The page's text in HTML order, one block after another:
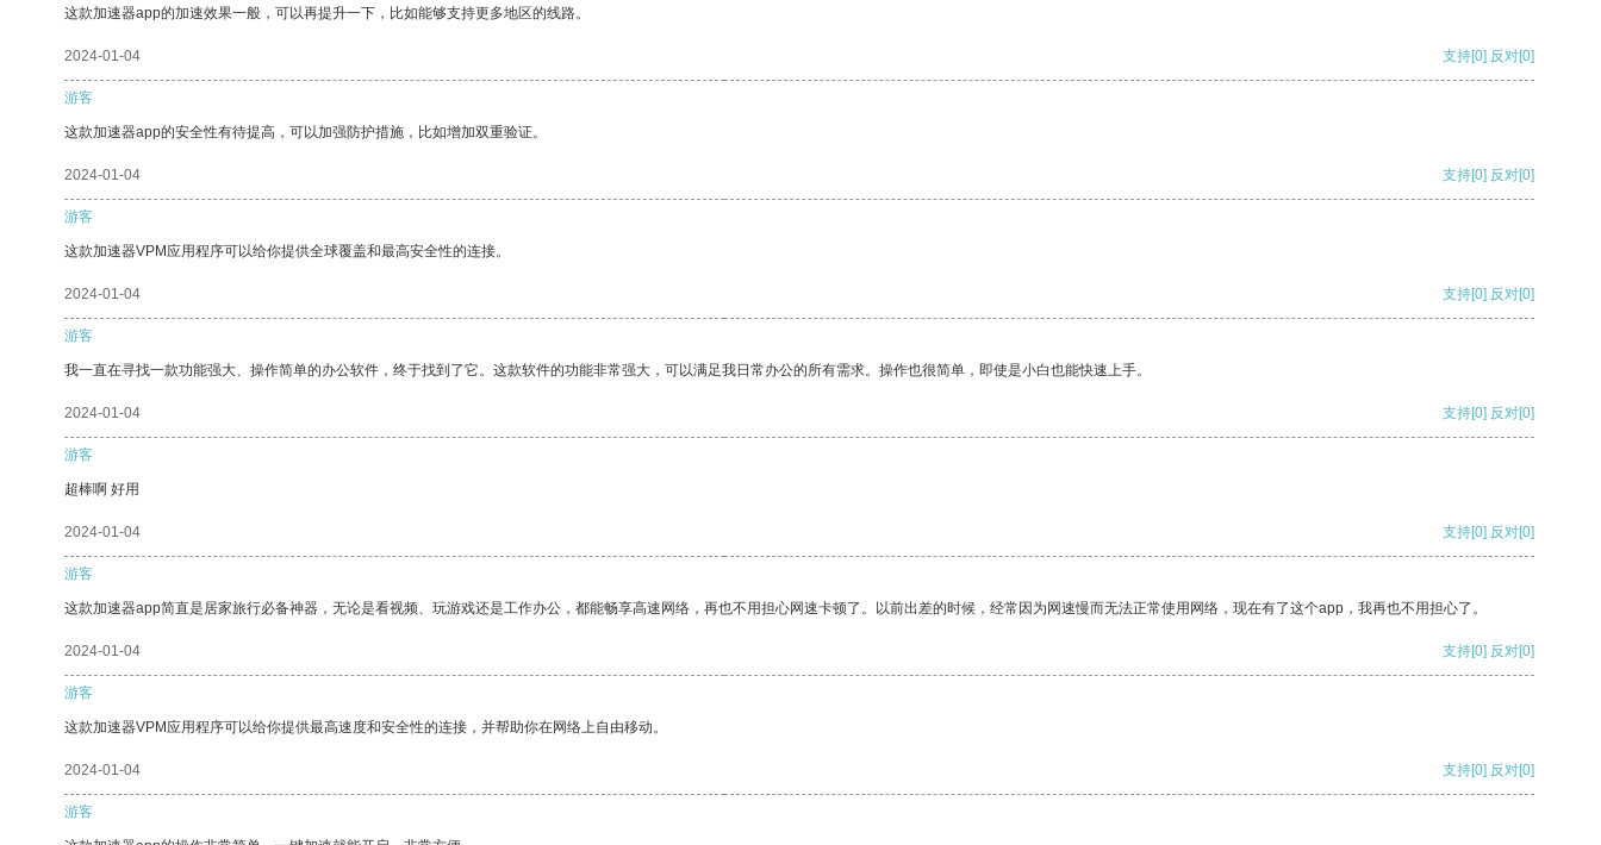
这款加速器app的加速效果一般，可以再提升一下，比如能够支持更多地区的线路。
2024-01-04 支持[0] 反对[0]
游客
这款加速器app的安全性有待提高，可以加强防护措施，比如增加双重验证。
2024-01-04 支持[0] 反对[0]
游客
这款加速器VPM应用程序可以给你提供全球覆盖和最高安全性的连接。
2024-01-04 支持[0] 反对[0]
游客
我一直在寻找一款功能强大、操作简单的办公软件，终于找到了它。这款软件的功能非常强大，可以满足我日常办公的所有需求。操作也很简单，即使是小白也能快速上手。
2024-01-04 支持[0] 反对[0]
游客
超棒啊 好用
2024-01-04 支持[0] 反对[0]
游客
这款加速器app简直是居家旅行必备神器，无论是看视频、玩游戏还是工作办公，都能畅享高速网络，再也不用担心网速卡顿了。以前出差的时候，经常因为网速慢而无法正常使用网络，现在有了这个app，我再也不用担心了。
2024-01-04 支持[0] 反对[0]
游客
这款加速器VPM应用程序可以给你提供最高速度和安全性的连接，并帮助你在网络上自由移动。
2024-01-04 支持[0] 反对[0]
游客